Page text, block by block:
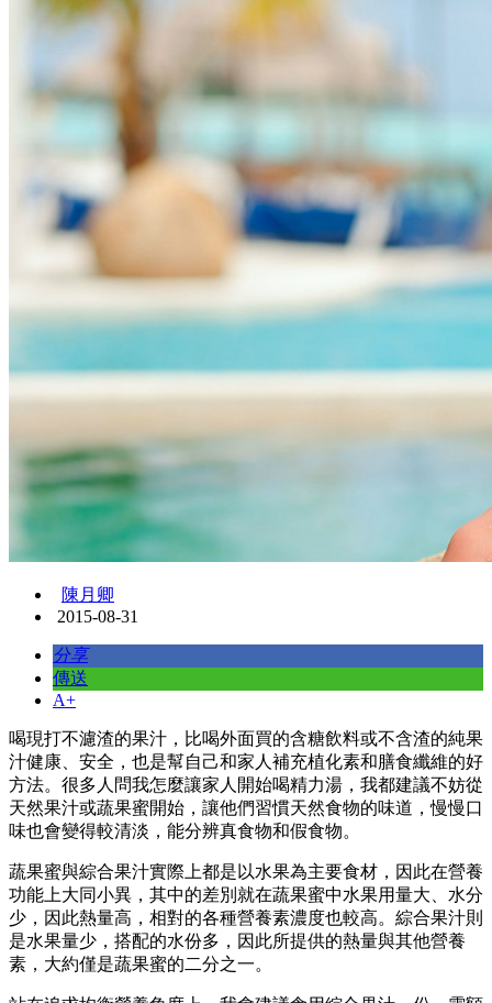
陳月卿
2015-08-31
分享
傳送
A+
喝現打不濾渣的果汁，比喝外面買的含糖飲料或不含渣的純果
汁健康、安全，也是幫自己和家人補充植化素和膳食纖維的好
方法。很多人問我怎麼讓家人開始喝精力湯，我都建議不妨從
天然果汁或蔬果蜜開始，讓他們習慣天然食物的味道，慢慢口
味也會變得較清淡，能分辨真食物和假食物。
蔬果蜜與綜合果汁實際上都是以水果為主要食材，因此在營養
功能上大同小異，其中的差別就在蔬果蜜中水果用量大、水分
少，因此熱量高，相對的各種營養素濃度也較高。綜合果汁則
是水果量少，搭配的水份多，因此所提供的熱量與其他營養
素，大約僅是蔬果蜜的二分之一。